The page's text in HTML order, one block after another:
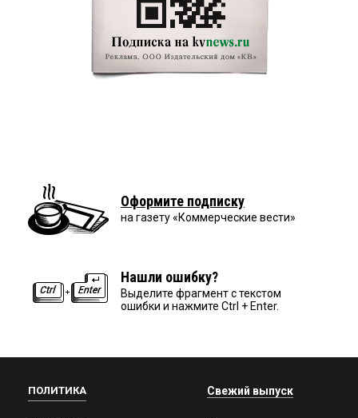
Оформите подписку
на газету «Коммерческие вести»
Нашли ошибку?
Выделите фрагмент с текстом
ошибки и нажмите Ctrl + Enter.
ПОЛИТИКА Свежий выпуск